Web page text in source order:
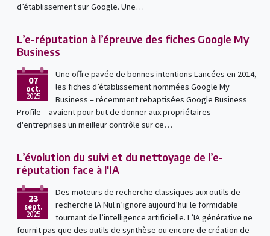
d’établissement sur Google. Une…
L’e-réputation à l’épreuve des fiches Google My
Business
07
oct.
2025
Une offre pavée de bonnes intentions Lancées en 2014,
les fiches d’établissement nommées Google My
Business – récemment rebaptisées Google Business
Profile – avaient pour but de donner aux propriétaires
d'entreprises un meilleur contrôle sur ce…
L’évolution du suivi et du nettoyage de l’e-
réputation face à l'IA
23
sept.
2025
Des moteurs de recherche classiques aux outils de
recherche IA Nul n’ignore aujourd’hui le formidable
tournant de l’intelligence artificielle. L’IA générative ne
fournit pas que des outils de synthèse ou encore de création de